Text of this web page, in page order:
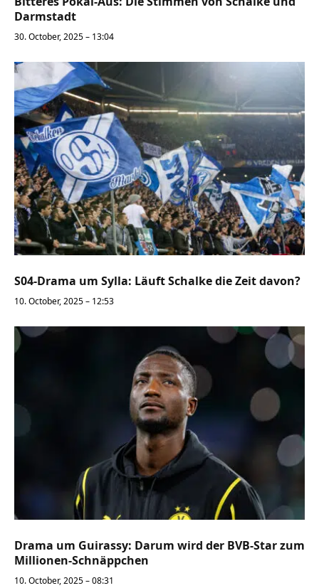
Darmstadt
30. October, 2025 – 13:04
S04-Drama um Sylla: Läuft Schalke die Zeit davon?
10. October, 2025 – 12:53
Drama um Guirassy: Darum wird der BVB-Star zum
Millionen-Schnäppchen
10. October, 2025 – 08:31